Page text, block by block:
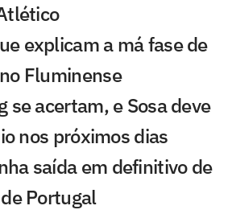
explicam a má fase de
Fluminense
se acertam, e Sosa deve
nos próximos dias
saída em definitivo de
Portugal